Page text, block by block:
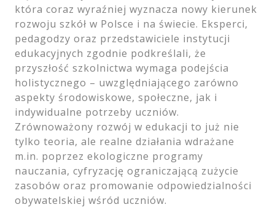
która coraz wyraźniej wyznacza nowy kierunek
rozwoju szkół w Polsce i na świecie. Eksperci,
pedagodzy oraz przedstawiciele instytucji
edukacyjnych zgodnie podkreślali, że
przyszłość szkolnictwa wymaga podejścia
holistycznego – uwzględniającego zarówno
aspekty środowiskowe, społeczne, jak i
indywidualne potrzeby uczniów.
Zrównoważony rozwój w edukacji to już nie
tylko teoria, ale realne działania wdrażane
m.in. poprzez ekologiczne programy
nauczania, cyfryzację ograniczającą zużycie
zasobów oraz promowanie odpowiedzialności
obywatelskiej wśród uczniów.